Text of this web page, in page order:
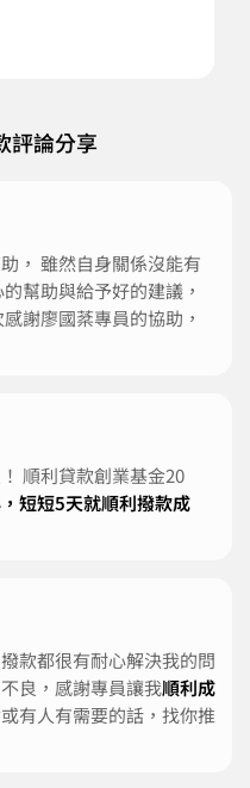
評論分享
， 雖然自身關係沒能有
幫助與給予好的建議，
謝廖國棻專員的協助，
順利貸款創業基金20
短短5天就順利撥款成
款都很有耐心解決我的問
良，感謝專員讓我順利成
有人有需要的話，找你推